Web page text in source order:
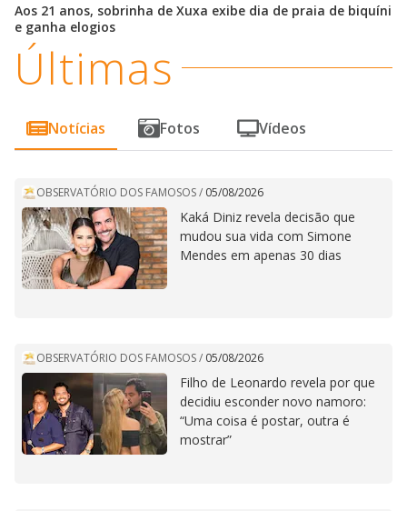
Aos 21 anos, sobrinha de Xuxa exibe dia de praia de biquíni
e ganha elogios
Últimas
Notícias Fotos Vídeos
OBSERVATÓRIO DOS FAMOSOS/ 05/08/2026
Kaká Diniz revela decisão que
mudou sua vida com Simone
Mendes em apenas 30 dias
OBSERVATÓRIO DOS FAMOSOS/ 05/08/2026
Filho de Leonardo revela por que
decidiu esconder novo namoro:
“Uma coisa é postar, outra é
mostrar”